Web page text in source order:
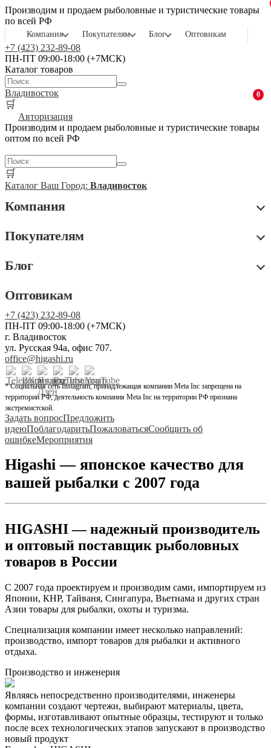
Производим и продаем рыболовные и туристические товары
по всей РФ
Компания Покупателям Блог Оптовикам
+7 (423) 232-89-08
ПН-ПТ 09:00-18:00 (+7МСК)
Каталог товаров
Владивосток
🛒
0
Авторизация
Производим и продаем рыболовные и туристические товары
оптом по всей РФ
🛒
Каталог Ваш Город: Владивосток
Компания
Покупателям
Блог
Оптовикам
+7 (423) 232-89-08
ПН-ПТ 09:00-18:00 (+7МСК)
г. Владивосток
ул. Русская 94а, офис 707.
office@higashi.ru
* Социальная сеть Instagram, принадлежащая компании Meta Inc запрещена на
территории РФ, деятельность компания Meta Inc на территории РФ признана
экстремистской.
Задать вопросПредложить
идеюПоблагодаритьПожаловатьсяСообщить об
ошибкеМероприятия
Higashi — японское качество для
вашей рыбалки с 2007 года
HIGASHI — надежный производитель
и оптовый поставщик рыболовных
товаров в России
С 2007 года проектируем и производим сами, импортируем из
Японии, КНР, Тайваня, Сингапура, Вьетнама и других стран
Азии товары для рыбалки, охоты и туризма.
Специализация компании имеет несколько направлений:
производство, импорт товаров для рыбалки и активного
отдыха.
Производство и инженерия
Являясь непосредственно производителями, инженеры
компании создают чертежи, выбирают материалы, цвета,
формы, изготавливают опытные образцы, тестируют и только
после всех технологических этапов запускают в производство
новый продукт